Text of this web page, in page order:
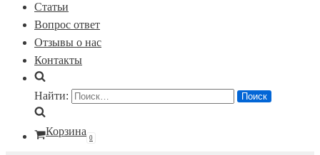
Статьи
Вопрос ответ
Отзывы о нас
Контакты
Найти:
Корзина
0